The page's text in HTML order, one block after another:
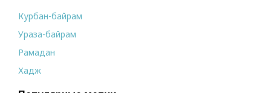
Курбан-байрам
Ураза-байрам
Рамадан
Хадж